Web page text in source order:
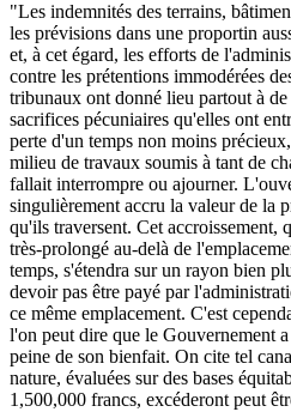
"Les indemnités des terrains,
les prévisions dans une proportin
et, à cet égard, les efforts de
contre les prétentions immodérées
tribunaux ont donné lieu partout à
sacrifices pécuniaires qu'elles ont
perte d'un temps non moins
milieu de travaux soumis à tant de
fallait interrompre ou ajourner.
singulièrement accru la valeur de la
qu'ils traversent. Cet accroissement,
très-prolongé au-delà de
temps, s'étendra sur un rayon bien
devoir pas être payé par
ce même emplacement. C'est
l'on peut dire que le Gouvernement
peine de son bienfait. On cite tel
nature, évaluées sur des bases
1,500,000 francs, excéderont peut